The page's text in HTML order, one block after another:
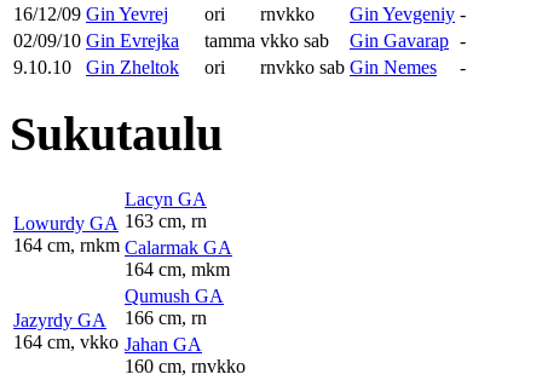
16/12/09 Gin Yevrej ori rnvkko Gin Yevgeniy -
02/09/10 Gin Evrejka tamma vkko sab Gin Gavarap -
9.10.10
Gin Zheltok ori rnvkko sab Gin Nemes -
Sukutaulu
Lowurdy GA
164 cm, rnkm
Lacyn GA
163 cm, rn
Calarmak GA
164 cm, mkm
Jazyrdy GA
164 cm, vkko
Qumush GA
166 cm, rn
Jahan GA
160 cm, rnvkko